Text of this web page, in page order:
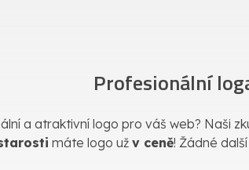
Profesionální
a atraktivní logo pro váš web? Naši
máte logo už v ceně! Žádné